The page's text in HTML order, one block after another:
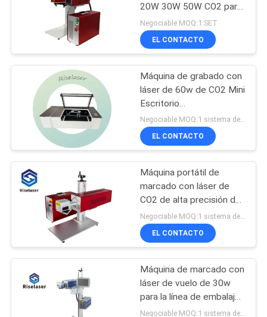
FÁBRICA
CONTROL
CALIDAD
CONTÁCTENOS
SOLICITAR
PRESUPUESTO
РУССКИЙ
САЙТ
Cortadora del tubo
del laser de la fibra
Máquina de la
limpieza del laser
108
Soldadora de laser
del PDA
160
20W 30W 50W CO2 para
madera, cuero y
materiales no metálicos.
Negociable MOQ:1 SET
EL CONTACTO
Máquina de grabado con
láser de 60w de CO2 Mini
Escritorio
completamente cerrado
para acrílico de madera
Negociable MOQ:1 sistema de esta máquina
EL CONTACTO
Máquina portátil de
marcado con láser de
CO2 de alta precisión de
100w para materiales no
metálicos de madera
Negociable MOQ:1 sistema de esta máquina
EL CONTACTO
Máquina de marcado con
láser de vuelo de 30w
para la línea de embalaje
de papel plástico